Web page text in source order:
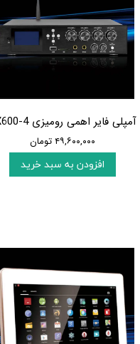
آمپلی فایر اهمی رومیزی JX600-4
۴۹,۶۰۰,۰۰۰ تومان
افزودن به سبد خرید